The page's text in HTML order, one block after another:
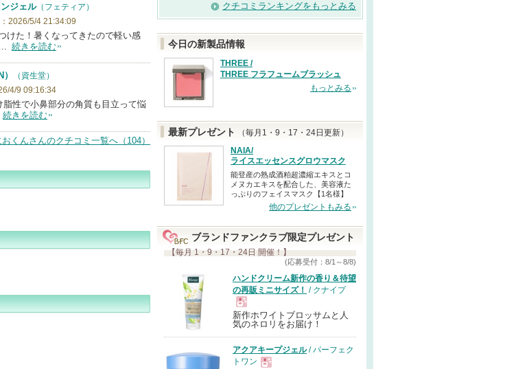
ジェル（フェティア）
2026/5/4 21:34:09
けた！暑くなってきたので軽い感
続きを読む
（資生堂）
4/9 09:16:34
性で小鼻部分の角質も目立って悩
続きを読む
おくんさんのクチコミ一覧へ（104）
クチコミランキングをもっとみる
今日の新製品情報
THREE /
THREE フラフュームブラッシュ
もっとみる
最新プレゼント
（毎月1・9・17・24日更新）
NAIA/
ライスエッセンスグロウマスク
能登産の熟成酒粕超濃縮エキスとコ
メヌカエキスを配合した、美容液た
っぷりのフェイスマスク【1名様】
他のプレゼントもみる
ブランドファンクラブ限定プレゼント
【毎月 1・9・17・24日 開催！】
(応募受付：8/1～8/8)
ハンドクリーム新作の香り＆待望
の再販ミニサイズ！
/ クナイプ
現
品
新作ホワイトブロッサムと人
気のネロリをお届け！
アクアキープジェル/ パーフェク
トワン